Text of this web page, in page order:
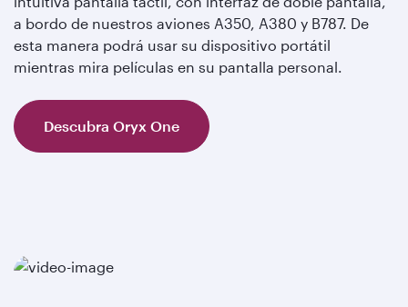
a bordo de nuestros aviones A350, A380 y B787. De
esta manera podrá usar su dispositivo portátil
mientras mira películas en su pantalla personal.
Descubra Oryx One